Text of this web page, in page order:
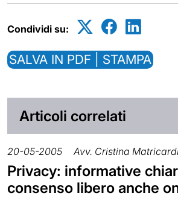
Condividi su:
SALVA IN PDF | STAMPA
Articoli correlati
20-05-2005 Avv. Cristina
Privacy: informative
consenso libero anche